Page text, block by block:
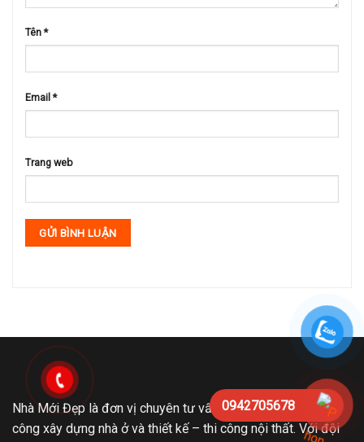
Tên*
Email*
Trang web
Nhà Mới Đẹp là đơn vị chuyên tư vấn thiết kế kiến trúc, thi
công xây dựng nhà ở và thiết kế – thi công nội thất. Với đội
0942705678